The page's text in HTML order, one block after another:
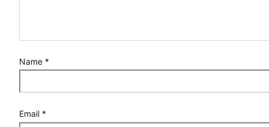
Name *
Email *